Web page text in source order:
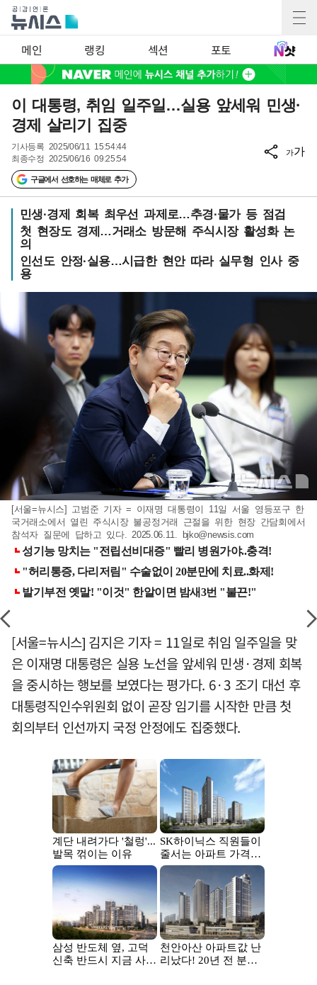
메인 랭킹 섹션 포토
이 대통령, 취임 일주일…실용 앞세워 민생·
경제 살리기 집중
기사등록 2025/06/11 15:54:44
최종수정 2025/06/16 09:25:54
구글에서 선호하는 매체로 추가
가가
민생·경제 회복 최우선 과제로…추경·물가 등 점검
첫 현장도 경제…거래소 방문해 주식시장 활성화 논
의
인선도 안정·실용…시급한 현안 따라 실무형 인사 중
용
[서울=뉴시스] 고범준 기자 = 이재명 대통령이 11일 서울 영등포구 한
국거래소에서 열린 주식시장 불공정거래 근절을 위한 현장 간담회에서
참석자 질문에 답하고 있다. 2025.06.11. bjko@newsis.com
[서울=뉴시스] 김지은 기자 = 11일로 취임 일주일을 맞
은 이재명 대통령은 실용 노선을 앞세워 민생·경제 회복
을 중시하는 행보를 보였다는 평가다. 6·3 조기 대선 후
대통령직인수위원회 없이 곧장 임기를 시작한 만큼 첫
회의부터 인선까지 국정 안정에도 집중했다.